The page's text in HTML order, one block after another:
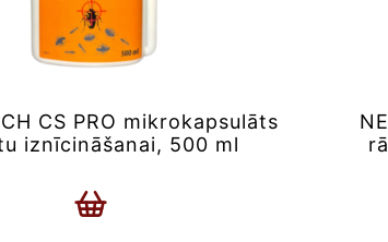
CS PRO mikrokapsulāts
iznīcināšanai, 500 ml